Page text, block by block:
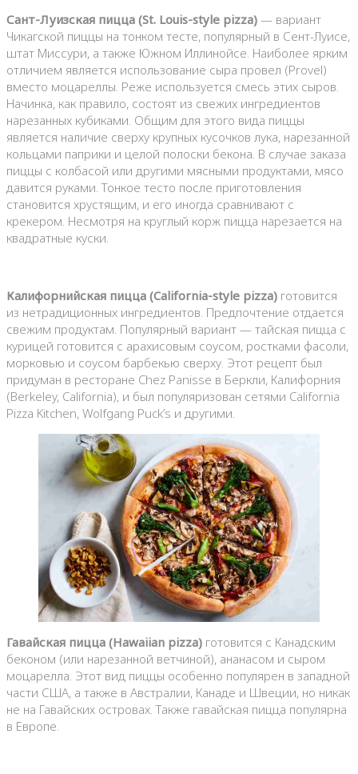
Сант-Луизская пицца (St. Louis-style pizza) — вариант
Чикагской пиццы на тонком тесте, популярный в Сент-Луисе,
штат Миссури, а также Южном Иллинойсе. Наиболее ярким
отличием является использование сыра провел (Provel)
вместо моцареллы. Реже используется смесь этих сыров.
Начинка, как правило, состоят из свежих ингредиентов
нарезанных кубиками. Общим для этого вида пиццы
является наличие сверху крупных кусочков лука, нарезанной
кольцами паприки и целой полоски бекона. В случае заказа
пиццы с колбасой или другими мясными продуктами, мясо
давится руками. Тонкое тесто после приготовления
становится хрустящим, и его иногда сравнивают с
крекером. Несмотря на круглый корж пицца нарезается на
квадратные куски.
Калифорнийская пицца (California-style pizza) готовится
из нетрадиционных ингредиентов. Предпочтение отдается
свежим продуктам. Популярный вариант — тайская пицца с
курицей готовится с арахисовым соусом, ростками фасоли,
морковью и соусом барбекью сверху. Этот рецепт был
придуман в ресторане Chez Panisse в Беркли, Калифорния
(Berkeley, California), и был популяризован сетями California
Pizza Kitchen, Wolfgang Puck’s и другими.
Гавайская пицца (Hawaiian pizza) готовится с Канадским
беконом (или нарезанной ветчиной), ананасом и сыром
моцарелла. Этот вид пиццы особенно популярен в западной
части США, а также в Австралии, Канаде и Швеции, но никак
не на Гавайских островах. Также гавайская пицца популярна
в Европе.